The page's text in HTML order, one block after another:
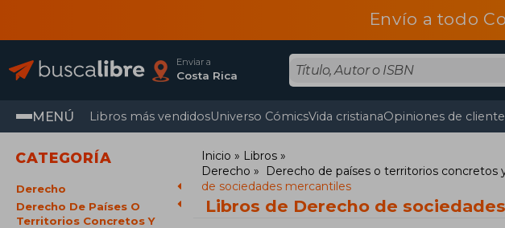
Envío a todo
Enviar a
Costa Rica
MENÚ Libros más vendidosUniverso CómicsVida cristianaOpiniones de
CATEGORÍA
Derecho
Derecho De Países O
Territorios Concretos Y
Inicio
Libros
Derecho
Derecho de países o territorios concretos
de sociedades mercantiles
Libros de Derecho de